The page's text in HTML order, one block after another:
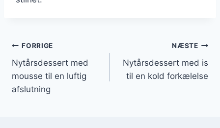
Indlægsnavigation
FORRIGE
Nytårsdessert med
mousse til en luftig
afslutning
NÆSTE
Nytårsdessert med is
til en kold forkælelse